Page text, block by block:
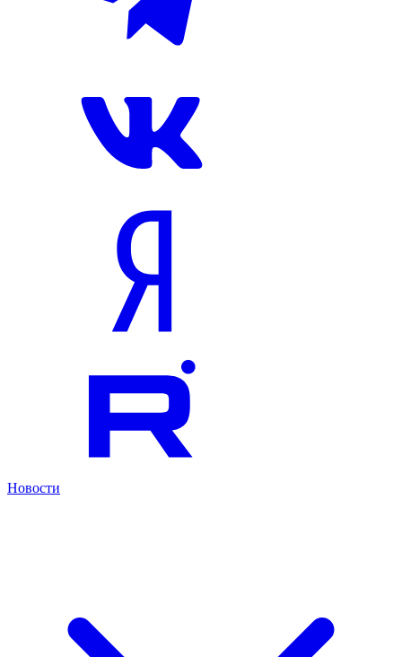
Новости